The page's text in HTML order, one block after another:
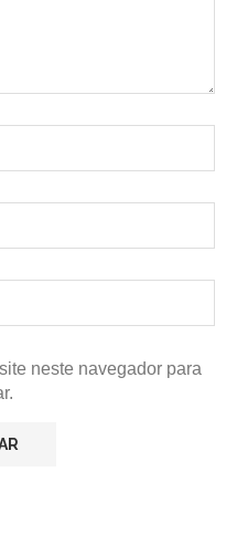
neste navegador para